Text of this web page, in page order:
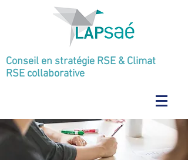
Conseil en stratégie RSE & Climat
RSE collaborative